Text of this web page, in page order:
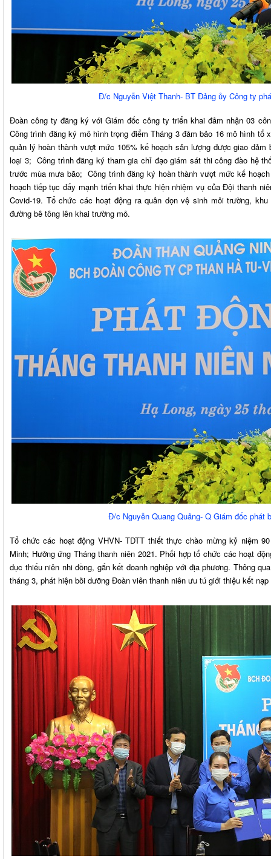
Đ/c Nguyễn Việt Thanh- BT Đảng ủy Công ty
Đoàn công ty đăng ký với Giám đốc công ty triển khai đảm nhận 03
Công trình đăng ký mô hình trọng điểm Tháng 3 đảm bảo 16 mô hình tổ
quản lý hoàn thành vượt mức 105% kế hoạch sản lượng được giao
loại 3; Công trình đăng ký tham gia chỉ đạo giám sát thi công đào hệ
trước mùa mưa bão; Công trình đăng ký hoàn thành vượt mức kế
hoạch tiếp tục đẩy mạnh triển khai thực hiện nhiệm vụ của Đội thanh
Covid-19. Tổ chức các hoạt động ra quân dọn vệ sinh môi trường,
đường bê tông lên khai trường mỏ.
Đ/c Nguyễn Quang Quảng- Q Giám đốc phát
Tổ chức các hoạt động VHVN- TDTT thiết thực chào mừng kỷ niệm
Minh; Hưởng ứng Tháng thanh niên 2021. Phối hợp tổ chức các hoạt
dục thiếu niên nhi đồng, gắn kết doanh nghiệp với địa phương. Thông
tháng 3, phát hiện bồi dưỡng Đoàn viên thanh niên ưu tú giới thiệu kết